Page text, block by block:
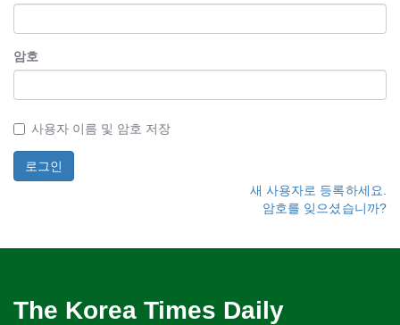
암호
사용자 이름 및 암호 저장
새 사용자로 등록하세요.
암호를 잊으셨습니까?
The Korea Times Daily